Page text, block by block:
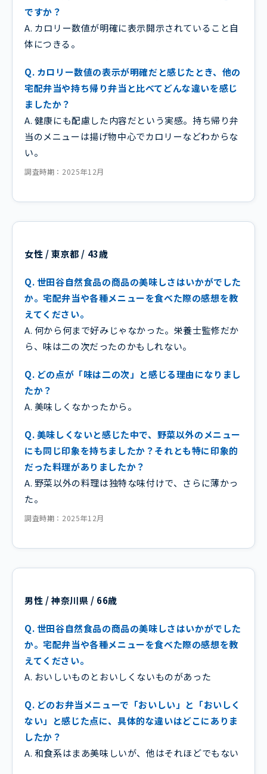
ですか？
A. カロリー数値が明確に表示開示されていること自
体につきる。
Q. カロリー数値の表示が明確だと感じたとき、他の
宅配弁当や持ち帰り弁当と比べてどんな違いを感じ
ましたか？
A. 健康にも配慮した内容だという実感。持ち帰り弁
当のメニューは揚げ物中心でカロリーなどわからな
い。
調査時期：2025年12月
女性 / 東京都 / 43歳
Q. 世田谷自然食品の商品の美味しさはいかがでした
か。宅配弁当や各種メニューを食べた際の感想を教
えてください。
A. 何から何まで好みじゃなかった。栄養士監修だか
ら、味は二の次だったのかもしれない。
Q. どの点が「味は二の次」と感じる理由になりまし
たか？
A. 美味しくなかったから。
Q. 美味しくないと感じた中で、野菜以外のメニュー
にも同じ印象を持ちましたか？それとも特に印象的
だった料理がありましたか？
A. 野菜以外の料理は独特な味付けで、さらに薄かっ
た。
調査時期：2025年12月
男性 / 神奈川県 / 66歳
Q. 世田谷自然食品の商品の美味しさはいかがでした
か。宅配弁当や各種メニューを食べた際の感想を教
えてください。
A. おいしいものとおいしくないものがあった
Q. どのお弁当メニューで「おいしい」と「おいしく
ない」と感じた点に、具体的な違いはどこにありま
したか？
A. 和食系はまあ美味しいが、他はそれほどでもない